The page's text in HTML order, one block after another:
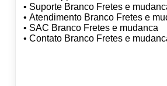
• Suporte Branco Fretes e
• Atendimento Branco Fretes e
• SAC Branco Fretes e mudanca
• Contato Branco Fretes e